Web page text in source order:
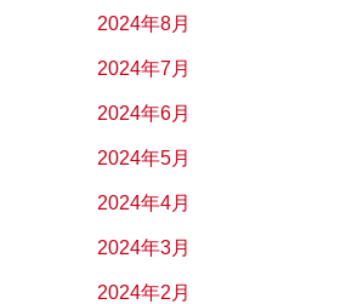
2024年8月
2024年7月
2024年6月
2024年5月
2024年4月
2024年3月
2024年2月